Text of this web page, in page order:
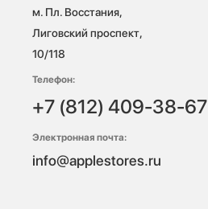
м. Пл. Восстания,
Лиговский проспект,
10/118
Телефон:
+7 (812) 409-38-67
Электронная почта:
info@applestores.ru